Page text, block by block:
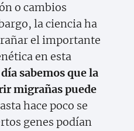
o cambios
la ciencia ha
el importante
en esta
sabemos que la
migrañas puede
hace poco se
genes podían